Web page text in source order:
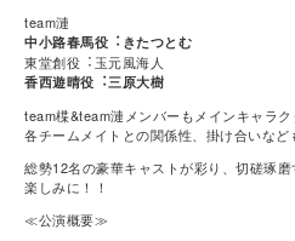
team漣
中小路春馬役︓きたつとむ
東堂創役︓玉元風海人
香西遊晴役︓三原大樹
team楪&team漣メンバーもメインキャラ
各チームメイトとの関係性、掛け合いなど
総勢12名の豪華キャストが彩り、切磋琢
楽しみに！！
≪公演概要≫